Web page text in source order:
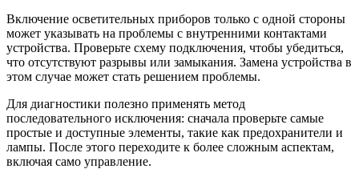
Включение осветительных приборов только с одной стороны
может указывать на проблемы с внутренними контактами
устройства. Проверьте схему подключения, чтобы убедиться,
что отсутствуют разрывы или замыкания. Замена устройства в
этом случае может стать решением проблемы.
Для диагностики полезно применять метод
последовательного исключения: сначала проверьте самые
простые и доступные элементы, такие как предохранители и
лампы. После этого переходите к более сложным аспектам,
включая само управление.